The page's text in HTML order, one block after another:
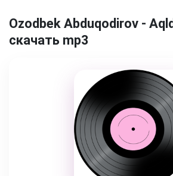
Ozodbek Abduqodirov -
скачать mp3